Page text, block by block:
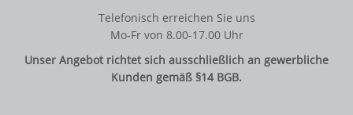
Telefonisch erreichen Sie uns
Mo-Fr von 8.00-17.00 Uhr
Unser Angebot richtet sich ausschließlich an gewerbliche
Kunden gemäß §14 BGB.